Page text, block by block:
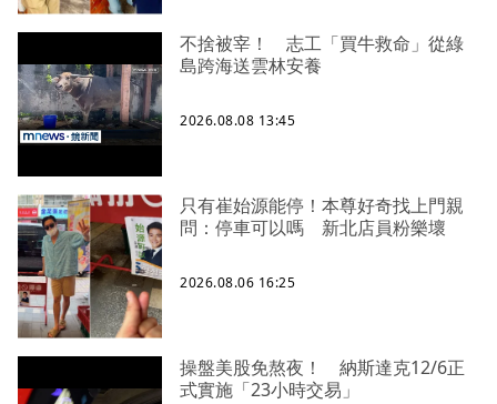
不捨被宰！ 志工「買牛救命」從綠
島跨海送雲林安養
2026.08.08 13:45
只有崔始源能停！本尊好奇找上門親
問：停車可以嗎 新北店員粉樂壞
2026.08.06 16:25
操盤美股免熬夜！ 納斯達克12/6正
式實施「23小時交易」